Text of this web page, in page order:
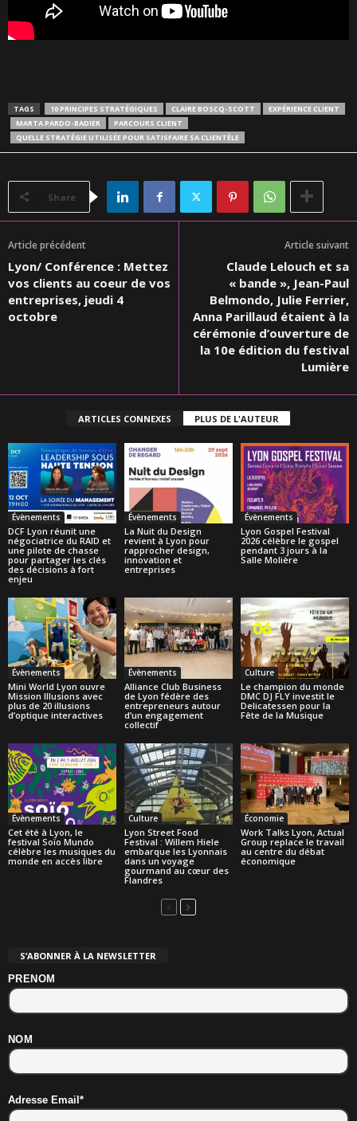
TAGS 10 PRINCIPES STRATÉGIQUES CLAIRE BOSCQ-SCOTT
EXPÉRIENCE CLIENT
MARTA PARDO-BADIER
PARCOURS CLIENT
QUELLE STRATÉGIE UTILISÉE POUR SATISFAIRE SA CLIENTÈLE
Share
Article précédent
Lyon/ Conférence : Mettez
vos clients au coeur de vos
entreprises, jeudi 4
octobre
Article suivant
Claude Lelouch et sa
« bande », Jean-Paul
Belmondo, Julie Ferrier,
Anna Parillaud étaient à la
cérémonie d’ouverture de
la 10e édition du festival
Lumière
ARTICLES CONNEXES PLUS DE L'AUTEUR
Évènements
DCF Lyon réunit une
négociatrice du RAID et
une pilote de chasse
pour partager les clés
des décisions à fort
enjeu
Évènements
La Nuit du Design
revient à Lyon pour
rapprocher design,
innovation et
entreprises
Évènements
Lyon Gospel Festival
2026 célèbre le gospel
pendant 3 jours à la
Salle Molière
Évènements
Mini World Lyon ouvre
Mission Illusions avec
plus de 20 illusions
d’optique interactives
Évènements
Alliance Club Business
de Lyon fédère des
entrepreneurs autour
d’un engagement
collectif
Culture
Le champion du monde
DMC DJ FLY investit le
Delicatessen pour la
Fête de la Musique
Évènements
Cet été à Lyon, le
festival Soïo Mundo
célèbre les musiques du
monde en accès libre
Culture
Lyon Street Food
Festival : Willem Hiele
embarque les Lyonnais
dans un voyage
gourmand au cœur des
Flandres
Économie
Work Talks Lyon, Actual
Group replace le travail
au centre du débat
économique
S’ABONNER À LA NEWSLETTER
PRENOM
NOM
Adresse Email*